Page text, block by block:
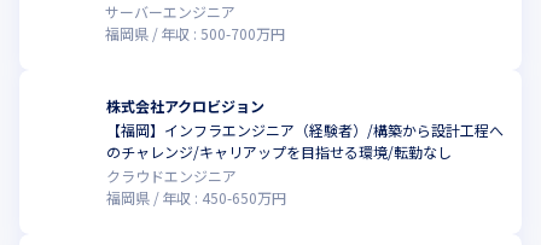
サーバーエンジニア
福岡県
年収 :500-700万円
株式会社アクロビジョン
【福岡】インフラエンジニア（経験者）/構築から設計工程へ
のチャレンジ/キャリアップを目指せる環境/転勤なし
クラウドエンジニア
福岡県
年収 : 450-650万円